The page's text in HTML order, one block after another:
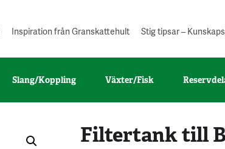
Inspiration från Granskattehult Stig tipsar –
Slang/Koppling Växter/Fisk
Filtertank till